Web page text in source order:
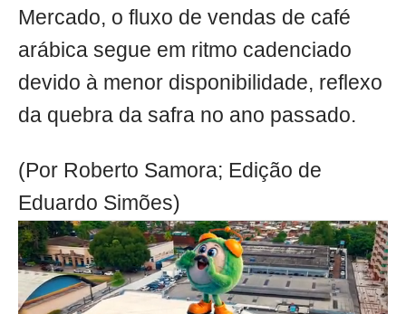
Mercado, o fluxo de vendas de café
arábica segue em ritmo cadenciado
devido à menor disponibilidade, reflexo
da quebra da safra no ano passado.
(Por Roberto Samora; Edição de
Eduardo Simões)